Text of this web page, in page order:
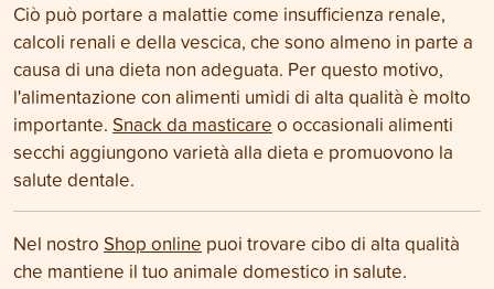
Ciò può portare a malattie come insufficienza renale,
calcoli renali e della vescica, che sono almeno in parte a
causa di una dieta non adeguata. Per questo motivo,
l'alimentazione con alimenti umidi di alta qualità è molto
importante. Snack da masticare o occasionali alimenti
secchi aggiungono varietà alla dieta e promuovono la
salute dentale.
Nel nostro Shop online puoi trovare cibo di alta qualità
che mantiene il tuo animale domestico in salute.